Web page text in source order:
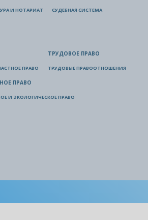
И НОТАРИАТ СУДЕБНАЯ СИСТЕМА
ПРАВО
ТРУДОВОЕ ПРАВО
ТРУДОВЫЕ ПРАВООТНОШЕНИЯ
ПРАВО
И ЭКОЛОГИЧЕСКОЕ ПРАВО